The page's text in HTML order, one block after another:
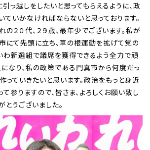
っ越しをしたいと思ってもらえるように、政
ていかなければならないと思っております。
２０代、２９歳、最年少でございます。私が
にて先頭に立ち、草の根運動を拡げて党の
わ新選組で議席を獲得できるよう全力で頑
になり、私の政策である門真市から何度だっ
っていきたいと思います。政治をもっと身近
参りますので、皆さま、よろしくお願い致し
とうございました。